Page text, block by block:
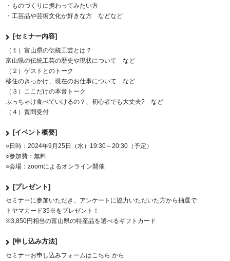
・ものづくりに携わってみたい方
・工芸品や芸術文化が好きな方 などなど
[セミナー内容]
（１）富山県の伝統工芸とは？
富山県の伝統工芸の歴史や現状について など
（２）ゲストとのトーク
移住のきっかけ、現在のお仕事について など
（３）ここだけの本音トーク
ぶっちゃけ食べていけるの？、初心者でも大丈夫? など
（４）質問受付
[イベント概要]
○日時：2024年9月25日（水）19:30～20:30（予定）
○参加費：無料
○会場：zoomによるオンライン開催
[プレゼント]
セミナーに参加いただき、アンケートに協力いただいた方から抽選で
トヤマカード35※をプレゼント！
※3,850円相当の富山県の特産品を選べるギフトカード
[申し込み方法]
セミナーお申し込みフォームはこちら から